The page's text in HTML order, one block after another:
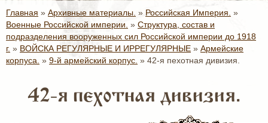
Главная » Архивные материалы. » Российская Империя. »
Военные Российской империи. » Структура, состав и
подразделения вооруженных сил Российской империи до 1918
г. » ВОЙСКА РЕГУЛЯРНЫЕ И ИРРЕГУЛЯРНЫЕ » Армейские
корпуса. » 9-й армейский корпус. » 42-я пехотная дивизия.
42-я пехотная дивизия.